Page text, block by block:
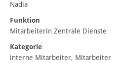
Nadia
Funktion
Mitarbeiterin Zentrale Dienste
Kategorie
interne Mitarbeiter, Mitarbeiter